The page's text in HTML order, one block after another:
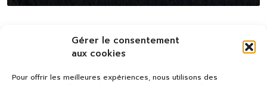
Gérer le consentement
aux cookies
Pour offrir les meilleures expériences, nous utilisons des